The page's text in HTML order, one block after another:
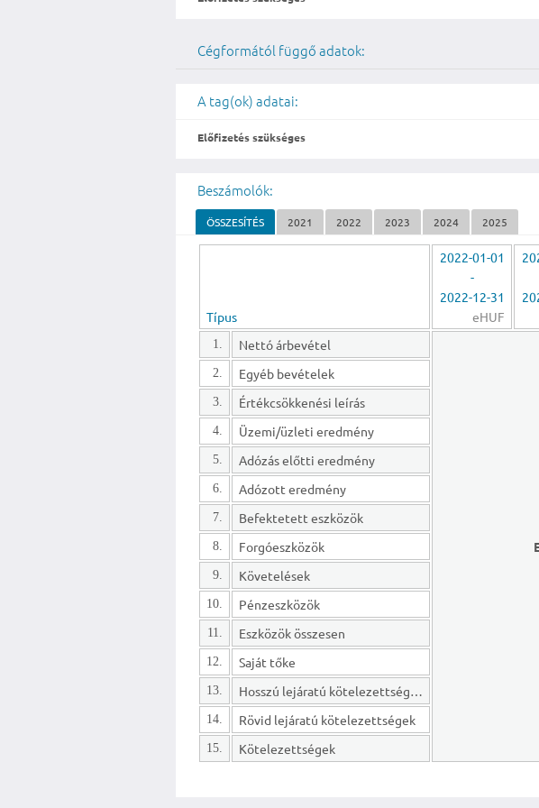
Cégformától függő adatok:
A tag(ok) adatai:
Előfizetés szükséges
Beszámolók:
ÖSSZESÍTÉS 2021 2022 2023 2024 2025
Típus
2022-01-01
-
2022-12-31
eHUF
1. Nettó árbevétel
2. Egyéb bevételek
3. Értékcsökkenési leírás
4. Üzemi/üzleti eredmény
5. Adózás előtti eredmény
6. Adózott eredmény
7. Befektetett eszközök
8. Forgóeszközök
9. Követelések
10. Pénzeszközök
11. Eszközök összesen
12. Saját tőke
13. Hosszú lejáratú kötelezettségek
14. Rövid lejáratú kötelezettségek
15. Kötelezettségek